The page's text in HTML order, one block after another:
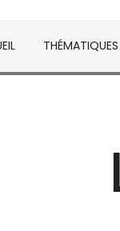
THÉMATIQUES